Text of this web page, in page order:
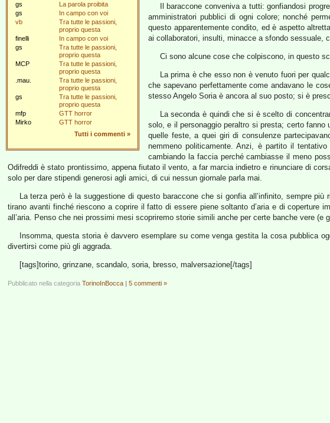
gs
La parola proibita
gs
In campo con voi
vb
Tra tutte le passioni,
proprio questa
finelli
In campo con voi
gs
Tra tutte le passioni,
proprio questa
MCP
Tra tutte le passioni,
proprio questa
.mau.
Tra tutte le passioni,
proprio questa
gs
Tra tutte le passioni,
proprio questa
mfp
GTT horror
Mirko
GTT horror
Tutti i commenti »
Il baraccone conveniva a tutti: gonfiandosi
amministratori pubblici di ogni colore; nonché
questo apparentemente condito, ed è aspetto
ai collaboratori, insulti, minacce a sfondo sessuale,
Ci sono alcune cose che colpiscono, in questo
La prima è che esso non è venuto fuori per
che sapevano perfettamente come andavano le
stesso Angelo Soria è ancora al suo posto; si è
La seconda è quindi che si è scelto di
solo, e il personaggio peraltro si presta; certo fanno
quelle feste, a quei giri di consulenze
nemmeno politicamente. Anzi, è partito il
cambiando la faccia perché cambiasse il meno
Odifreddi è stato prontissimo, appena fiutato il vento, a far marcia indietro e rinunciare di
solo per dare stipendi generosi agli amici, di cui nessun giornale parla mai.
La terza però è la suggestione di questo baraccone che si gonfia all’infinito, sempre
tirano avanti finché riescono a coprire il fatto di essere piene soltanto d’aria e di
all’aria. Penso che nei prossimi mesi scopriremo storie simili anche per certe banche vere (e
Insomma, questa storia è davvero esemplare su come venga gestita la cosa pubblica
divertirsi come più gli aggrada.
[tags]torino, grinzane, scandalo, soria, bresso, malversazione[/tags]
Pubblicato nella categoria TorinoInBocca | 5 commenti »